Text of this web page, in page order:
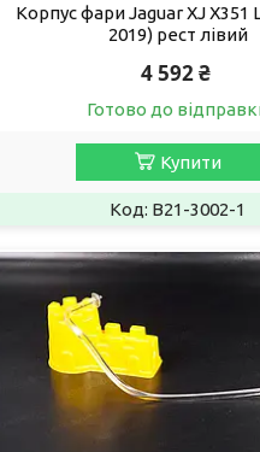
Корпус фари Jaguar XJ X351
2019) рест лівий
4 592 ₴
Готово до
Купити
B21-3002-1